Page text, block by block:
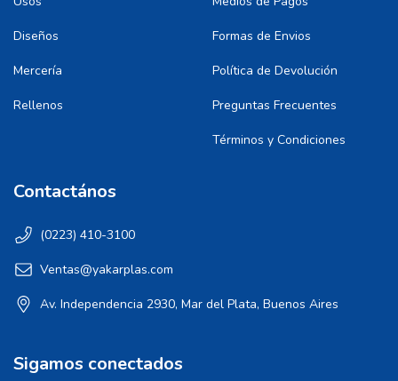
Diseños
Mercería
Rellenos
Formas de Envios
Política de Devolución
Preguntas Frecuentes
Términos y Condiciones
Contactános
(0223) 410-3100
Ventas@yakarplas.com
Av. Independencia 2930, Mar del Plata, Buenos Aires
Sigamos conectados